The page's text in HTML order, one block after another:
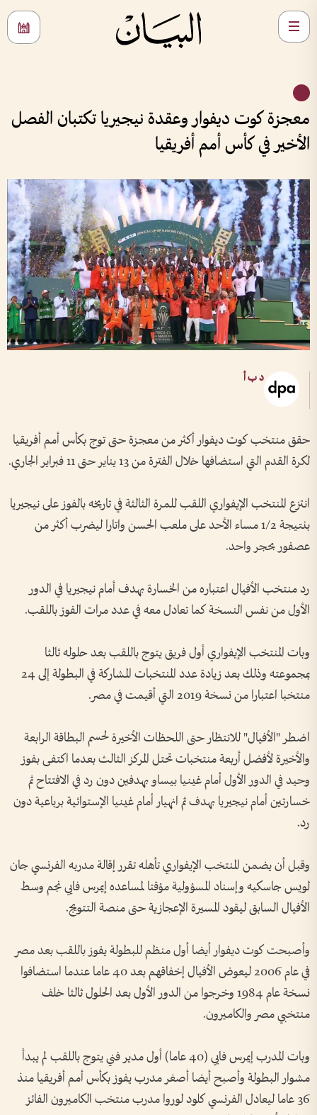
معجزة كوت ديفوار وعقدة نيجيريا تكتبان الفصل
الأخير في كأس أمم أفريقيا
د ب أ
حقق منتخب كوت ديفوار أكثر من معجزة حتى توج بكأس أمم أفريقيا
لكرة القدم التي استضافها خلال الفترة من 13 يناير حتى 11 فبراير الجاري.
انتزع المنتخب الإيفواري اللقب للمرة الثالثة في تاريخه بالفوز على نيجيريا
بنتيجة 1/2 مساء الأحد على ملعب الحسن واتارا ليضرب أكثر من
عصفور بحجر واحد.
رد منتخب الأفيال اعتباره من الخسارة بهدف أمام نيجيريا في الدور
الأول من نفس النسخة كما تعادل معه في عدد مرات الفوز باللقب.
وبات المنتخب الإيفواري أول فريق يتوج باللقب بعد حلوله ثالثا
بمجموعته وذلك بعد زيادة عدد المنتخبات المشاركة في البطولة إلى 24
منتخبا اعتبارا من نسخة 2019 التي أقيمت في مصر.
اضطر "الأفيال" للانتظار حتى اللحظات الأخيرة لحسم البطاقة الرابعة
والأخيرة لأفضل أربعة منتخبات تحتل المركز الثالث بعدما اكتفى بفوز
وحيد في الدور الأول أمام غينيا بيساو بهدفين دون رد في الافتتاح ثم
خسارتين أمام نيجيريا بهدف ثم انهيار أمام غينيا الإستوائية برباعية دون
رد.
وقبل أن يضمن المنتخب الإيفواري تأهله تقرر إقالة مدربه الفرنسي جان
لويس جاسكيه وإسناد المسؤولية مؤقتا لمساعده إيمرس فايي نجم وسط
الأفيال السابق ليقود المسيرة الإعجازية حتى منصة التتويج.
وأصبحت كوت ديفوار أيضا أول منظم للبطولة يفوز باللقب بعد مصر
في عام 2006 ليعوض الأفيال إخفاقهم بعد 40 عاما عندما استضافوا
نسخة عام 1984 وخرجوا من الدور الأول بعد الحلول ثالثا خلف
منتخبي مصر والكاميرون.
وبات المدرب إيمرس فايي (40 عاما) أول مدير فني يتوج باللقب لم يبدأ
مشوار البطولة وأصبح أيضا أصغر مدرب يفوز بكأس أمم أفريقيا منذ
36 عاما ليعادل الفرنسي كلود لوروا مدرب منتخب الكاميرون الفائز